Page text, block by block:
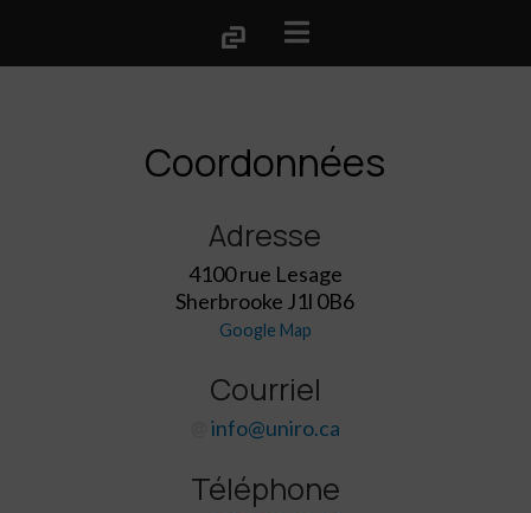
Coordonnées
Adresse
4100 rue Lesage
Sherbrooke J1l 0B6
Google Map
Courriel
info@uniro.ca
Téléphone